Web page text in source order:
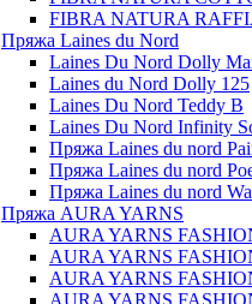
FIBRA NATURA
Пряжа Laines du Nord
Laines Du Nord Dolly
Laines du Nord Dolly 125
Laines Du Nord Teddy B
Laines Du Nord Infinity
Пряжа Laines du nord
Пряжа Laines du nord
Пряжа Laines du nord
Пряжа AURA YARNS
AURA YARNS
AURA YARNS
AURA YARNS
AURA YARNS